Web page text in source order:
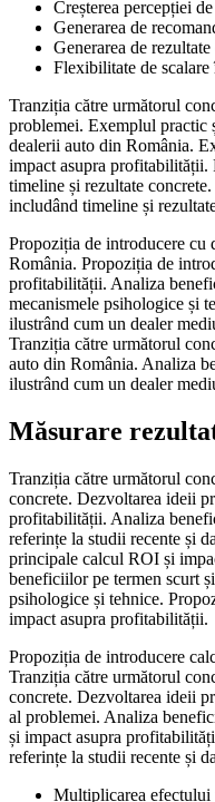
Creșterea percepției
Generarea de
Generarea de
Flexibilitate de scalare
Tranziția către următorul
problemei. Exemplul practic
dealerii auto din România.
impact asupra profitabilității.
timeline și rezultate
includând timeline și
Propoziția de introducere cu
România. Propoziția de
profitabilității. Analiza
mecanismele psihologice și
ilustrând cum un dealer
Tranziția către următorul
auto din România. Analiza
ilustrând cum un dealer
Măsurare
Tranziția către următorul
concrete. Dezvoltarea ideii
profitabilității. Analiza
referințe la studii recente și
principale calcul ROI și
beneficiilor pe termen scurt
psihologice și tehnice.
impact asupra profitabilității.
Propoziția de introducere
Tranziția către următorul
concrete. Dezvoltarea ideii
al problemei. Analiza
și impact asupra
referințe la studii recente și
Multiplicarea